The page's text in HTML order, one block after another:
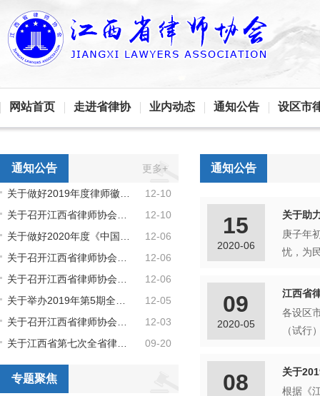
网站首页 走进省律协 业内动态 通知公告 设区市
通知公告 更多+
12-10
12-10
12-06
12-06
12-06
12-05
12-03
09-20
专题聚焦
通知公告
15
2020-06
关于助
庚子年
09
2020-05
江西省
各设区市律师
08 关于